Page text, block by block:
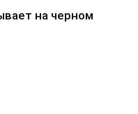
на черном